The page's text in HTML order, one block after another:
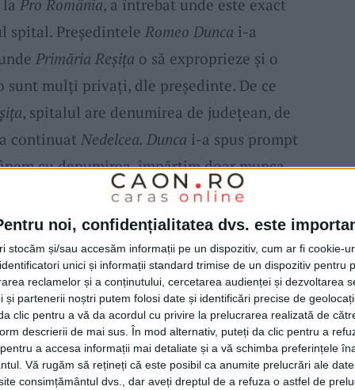
noi, confidențialitatea dvs. este
stocăm și/sau accesăm informații pe un dispozitiv, cum ar fi cookie-
unici și informații standard trimise de un dispozitiv pentru
reclamelor și a conținutului, cercetarea audienței și dezvoltarea
și partenerii noștri putem folosi date și identificări precise de
clic pentru a vă da acordul cu privire la prelucrarea realizată de
descrierii de mai sus. În mod alternativ, puteți da clic pentru a
a accesa informații mai detaliate și a vă schimba preferințele
Vă rugăm să rețineți că este posibil ca anumite prelucrări ale
consimțământul dvs., dar aveți dreptul de a refuza o astfel de
Pro România, a întrebat unde este exact
spital. Preşedintele Romeo Dunca i-a
Primăria Reşiţa o să exproprieze şi o
sunt mulţi privaţi, dle preşedinte. De ce
, spitalul are denumirea de judeţean, de
continuat Nedelcea. Dunca i-a spus prompt
cu denumirea, împărţim doar munca
Ioan Crinaa întrebat „de ce nu suntem
şeful judeţului a mai evidenţiat încă o dată
spital la Reşiţaîi aparţine în exclusivitate.
nu a luiNelu Popa, nu a altcuiva. Eu am
trei spitale vechi şi să facem unul nou.
milioane de lei , cheltuieli neeligibile,